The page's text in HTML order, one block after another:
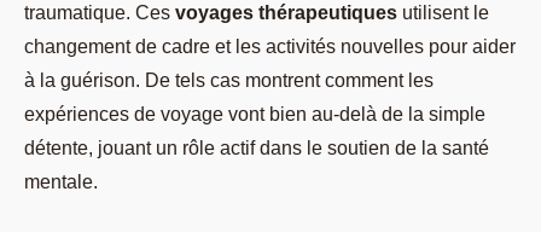
traumatique. Ces voyages thérapeutiques utilisent le
changement de cadre et les activités nouvelles pour aider
à la guérison. De tels cas montrent comment les
expériences de voyage vont bien au-delà de la simple
détente, jouant un rôle actif dans le soutien de la santé
mentale.